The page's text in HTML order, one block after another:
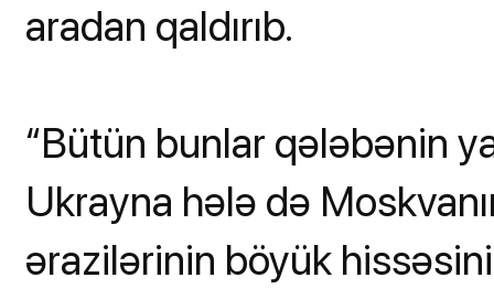
aradan qaldırıb.
“Bütün bunlar qələbənin
Ukrayna hələ də
ərazilərinin böyük